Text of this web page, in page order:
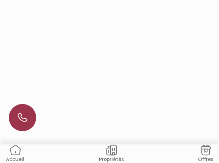
Accueil Propriétés Offres